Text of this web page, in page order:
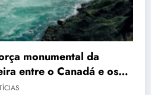
monumental da
o Canadá e os